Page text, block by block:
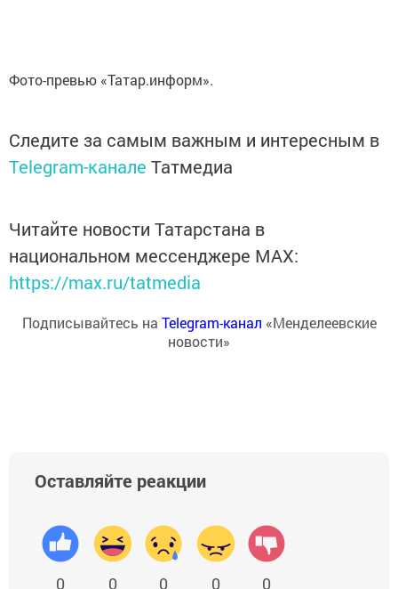
Фото-превью «Татар.информ».
Следите за самым важным и интересным в
Telegram-канале Татмедиа
Читайте новости Татарстана в
национальном мессенджере MАХ:
https://max.ru/tatmedia
Подписывайтесь на Telegram-канал «Менделеевские
новости»
Оставляйте реакции
0 0 0 0 0